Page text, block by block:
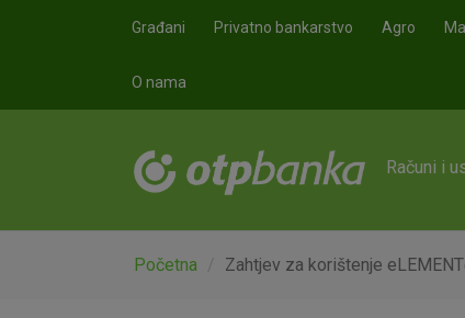
Građani Privatno bankarstvo Agro
O nama
Računi i
Početna Zahtjev za korištenje